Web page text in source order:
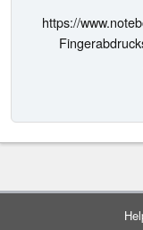
https://